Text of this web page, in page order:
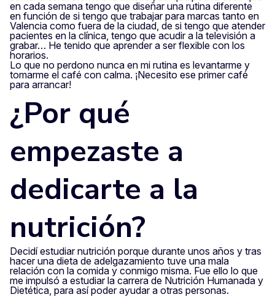
en cada semana tengo que diseñar una rutina diferente
en función de si tengo que trabajar para marcas tanto en
Valencia como fuera de la ciudad, de si tengo que atender
pacientes en la clínica, tengo que acudir a la televisión a
grabar… He tenido que aprender a ser flexible con los
horarios.
Lo que no perdono nunca en mi rutina es levantarme y
tomarme el café con calma. ¡Necesito ese primer café
para arrancar!
¿Por qué
empezaste a
dedicarte a la
nutrición?
Decidí estudiar nutrición porque durante unos años y tras
hacer una dieta de adelgazamiento tuve una mala
relación con la comida y conmigo misma. Fue ello lo que
me impulsó a estudiar la carrera de Nutrición Humanada y
Dietética, para así poder ayudar a otras personas.